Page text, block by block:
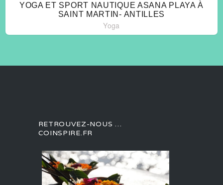
YOGA ET SPORT NAUTIQUE ASANA PLAYA À
SAINT MARTIN- ANTILLES
Yoga
RETROUVEZ-NOUS …
COINSPIRE.FR